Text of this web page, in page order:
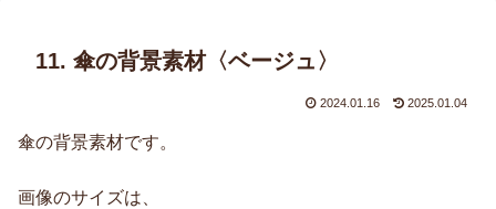
11. 傘の背景素材〈ベージュ〉
2024.01.16 2025.01.04
傘の背景素材です。
画像のサイズは、